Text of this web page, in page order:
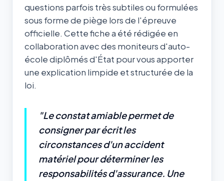
questions parfois très subtiles ou formulées
sous forme de piège lors de l'épreuve
officielle. Cette fiche a été rédigée en
collaboration avec des moniteurs d'auto-
école diplômés d'État pour vous apporter
une explication limpide et structurée de la
loi.
"Le constat amiable permet de
consigner par écrit les
circonstances d'un accident
matériel pour déterminer les
responsabilités d'assurance. Une